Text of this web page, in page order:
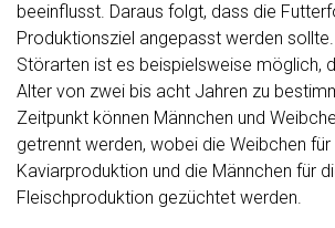
beeinflusst. Daraus folgt, dass die
Produktionsziel angepasst werden
Störarten ist es beispielsweise möglich,
Alter von zwei bis acht Jahren zu
Zeitpunkt können Männchen und
getrennt werden, wobei die Weibchen für
Kaviarproduktion und die Männchen für
Fleischproduktion gezüchtet werden.